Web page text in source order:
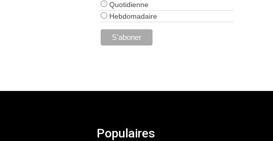
Quotidienne
Hebdomadaire
Populaires